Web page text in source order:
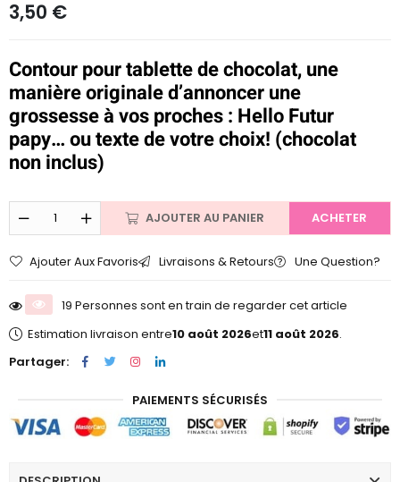
o
0
s
r
5
3,50 €
Contour pour tablette de chocolat, une
manière originale d’annoncer une
grossesse à vos proches : Hello Futur
papy… ou texte de votre choix! (chocolat
non inclus)
AJOUTER AU PANIER ACHETER
Ajouter Aux Favoris Livraisons & Retours Une Question?
19 Personnes sont en train de regarder cet article
Estimation livraison entre10 août 2026et11 août 2026.
Partager:
PAIEMENTS SÉCURISÉS